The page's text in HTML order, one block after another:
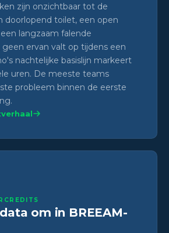
zijn onzichtbaar tot de
doorlopend toilet, een open
langzaam falende
geen ervan valt op tijdens een
nachtelijke basislijn markeert
uren. De meeste teams
probleem binnen de eerste
om in BREEAM-